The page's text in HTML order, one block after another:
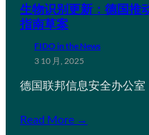
生物识别更新：德国推
指南草案
FIDO in the News
3 10 月, 2025
德国联邦信息安全办公室
Read More →